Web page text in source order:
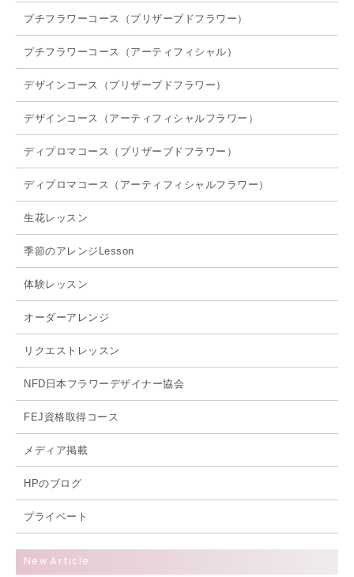
プチフラワーコース（プリザーブドフラワー）
プチフラワーコース（アーティフィシャル）
デザインコース（プリザーブドフラワー）
デザインコース（アーティフィシャルフラワー）
ディプロマコース（プリザーブドフラワー）
ディプロマコース（アーティフィシャルフラワー）
生花レッスン
季節のアレンジLesson
体験レッスン
オーダーアレンジ
リクエストレッスン
NFD日本フラワーデザイナー協会
FEJ資格取得コース
メディア掲載
HPのブログ
プライベート
New Article